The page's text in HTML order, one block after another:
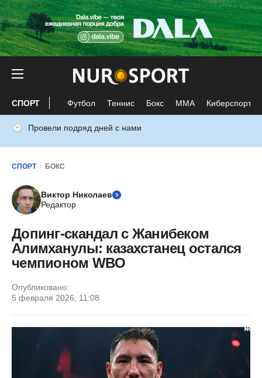
СПОРТ Футбол Теннис Бокс ММА Киберспорт
Провели подряд дней с нами
СПОРТ БОКС
Виктор Николаев
Редактор
Допинг-скандал с Жанибеком
Алимханулы: казахстанец остался
чемпионом WBO
Опубликовано:
5 февраля 2026, 11:08